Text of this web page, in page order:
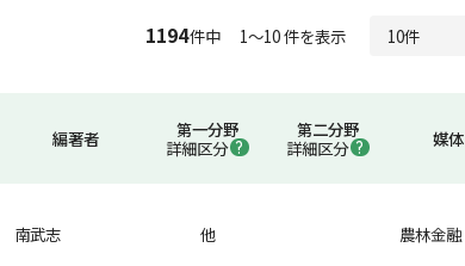
1194件中 1～10 件を表示
編著者
第一分野
詳細区分
第二分野
詳細区分
媒体
南武志 他 農林金融